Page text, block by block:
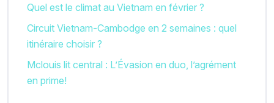
Quel est le climat au Vietnam en février ?
Circuit Vietnam-Cambodge en 2 semaines : quel
itinéraire choisir ?
Mclouis lit central : L’Évasion en duo, l’agrément
en prime!